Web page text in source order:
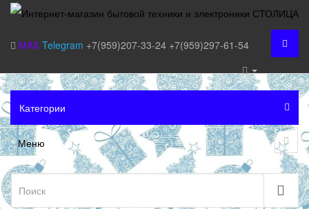
MAX Telegram +7(959)207-33-24 +7(959)297-61-54
Категории
Меню